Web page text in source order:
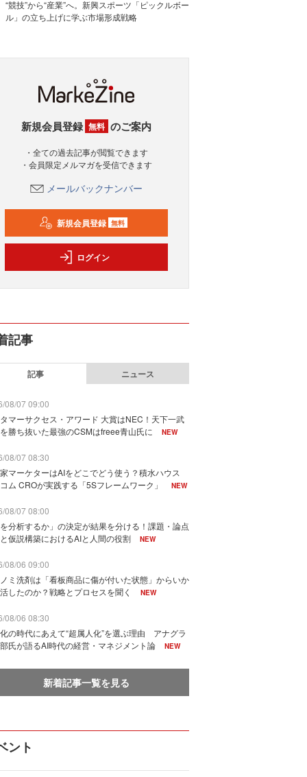
“競技”から“産業”へ。新興スポーツ「ピックルボー
ル」の立ち上げに学ぶ市場形成戦略
新規会員登録 無料 のご案内
・全ての過去記事が閲覧できます
・会員限定メルマガを受信できます
メールバックナンバー
新規会員登録 無料
ログイン
記事
記事 ニュース
08/07 09:00
マーサクセス・アワード 大賞はNEC！天下一武
勝ち抜いた最強のCSMはfreee青山氏に
NEW
08/07 08:30
マーケターはAIをどこでどう使う？積水ハウス
ム CROが実践する「5Sフレームワーク」
NEW
08/07 08:00
分析するか」の決定が結果を分ける！課題・論点
仮説構築におけるAIと人間の役割
NEW
08/06 09:00
ミ洗剤は「看板商品に傷が付いた状態」からいか
したのか？戦略とプロセスを聞く
NEW
08/06 08:30
の時代にあえて“超属人化”を選ぶ理由 アナグラ
氏が語るAI時代の経営・マネジメント論
NEW
新着記事一覧を見る
ント